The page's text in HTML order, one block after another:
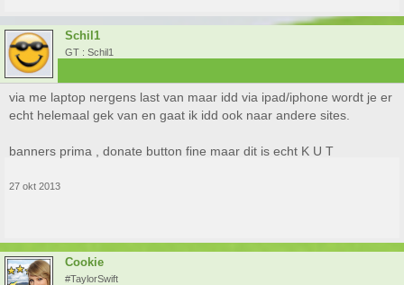
Schil1
GT : Schil1
via me laptop nergens last van maar idd via ipad/iphone wordt je er
echt helemaal gek van en gaat ik idd ook naar andere sites.
banners prima , donate button fine maar dit is echt K U T
27 okt 2013
Cookie
#TaylorSwift